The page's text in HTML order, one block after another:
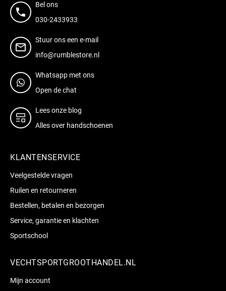
Bel ons
030-2433933
Stuur ons een e-mail
info@rumblestore.nl
Whatsapp met ons
Open de chat
Lees onze blog
Alles over handschoenen
KLANTENSERVICE
Veelgestelde vragen
Ruilen en retourneren
Bestellen, betalen en bezorgen
Service, garantie en klachten
Sportschool
VECHTSPORTGROOTHANDEL.NL
Mijn account